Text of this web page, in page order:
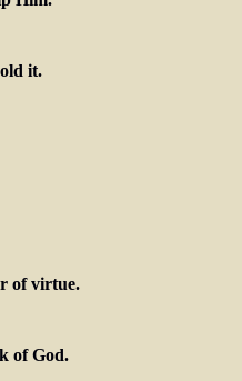
it.
of virtue.
of God.